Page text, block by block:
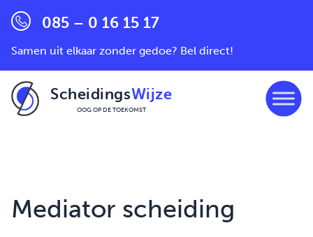
085 – 0 16 15 17
Samen uit elkaar zonder gedoe? Bel direct!
ScheidingsWijze
OOG OP DE TOEKOMST
Mediator scheiding